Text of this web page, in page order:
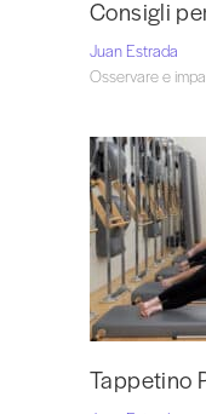
Consigli
Juan Estrada
Osservare e
Tappetino